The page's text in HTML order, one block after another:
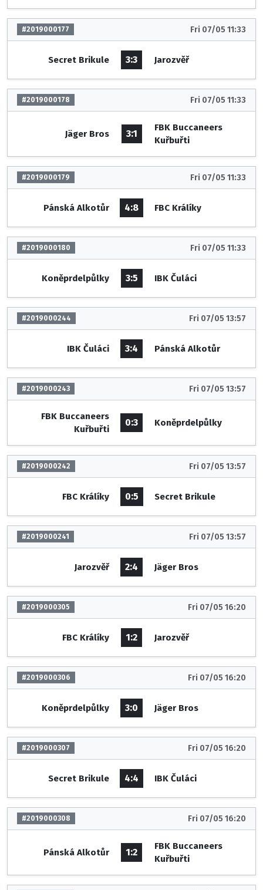
#2019000177 Fri 07/05 11:33
Secret Brikule 3:3 Jarozvěř
#2019000178 Fri 07/05 11:33
Jäger Bros 3:1
FBK Buccaneers
Kuřbuřti
#2019000179 Fri 07/05 11:33
Pánská Alkotůr 4:8 FBC Králíky
#2019000180 Fri 07/05 11:33
Koněprdelpůlky 3:5 IBK Čuláci
#2019000244 Fri 07/05 13:57
IBK Čuláci 3:4 Pánská Alkotůr
#2019000243 Fri 07/05 13:57
FBK Buccaneers
Kuřbuřti
0:3 Koněprdelpůlky
#2019000242 Fri 07/05 13:57
FBC Králíky 0:5 Secret Brikule
#2019000241 Fri 07/05 13:57
Jarozvěř 2:4 Jäger Bros
#2019000305 Fri 07/05 16:20
FBC Králíky 1:2 Jarozvěř
#2019000306 Fri 07/05 16:20
Koněprdelpůlky 3:0 Jäger Bros
#2019000307 Fri 07/05 16:20
Secret Brikule 4:4 IBK Čuláci
#2019000308 Fri 07/05 16:20
Pánská Alkotůr 1:2
FBK Buccaneers
Kuřbuřti